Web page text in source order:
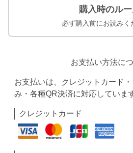
購入時のル
必ず購入前にお読みく
お支払い方法に
お支払いは、クレジットカード
み・各種QR決済に対応していま
クレジットカード